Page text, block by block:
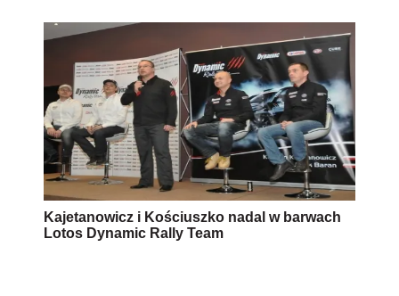
Kajetanowicz i Kościuszko nadal w barwach
Lotos Dynamic Rally Team